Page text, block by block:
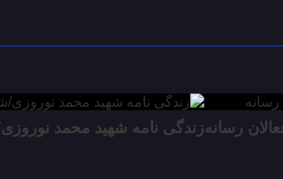
رسانهزندگی نامه شهید محمد